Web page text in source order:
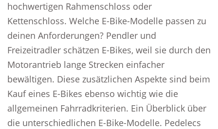
hochwertigen Rahmenschloss oder
Kettenschloss. Welche E-Bike-Modelle passen zu
deinen Anforderungen? Pendler und
Freizeitradler schätzen E-Bikes, weil sie durch den
Motorantrieb lange Strecken einfacher
bewältigen. Diese zusätzlichen Aspekte sind beim
Kauf eines E-Bikes ebenso wichtig wie die
allgemeinen Fahrradkriterien. Ein Überblick über
die unterschiedlichen E-Bike-Modelle. Pedelecs